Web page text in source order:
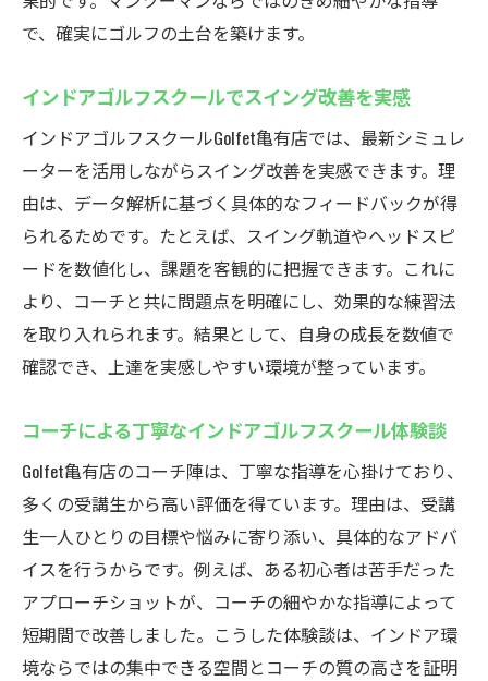
で、確実にゴルフの土台を築けます。
インドアゴルフスクールでスイング改善を実感
インドアゴルフスクールGolfet亀有店では、最新シミュレ
ーターを活用しながらスイング改善を実感できます。理
由は、データ解析に基づく具体的なフィードバックが得
られるためです。たとえば、スイング軌道やヘッドスピ
ードを数値化し、課題を客観的に把握できます。これに
より、コーチと共に問題点を明確にし、効果的な練習法
を取り入れられます。結果として、自身の成長を数値で
確認でき、上達を実感しやすい環境が整っています。
コーチによる丁寧なインドアゴルフスクール体験談
Golfet亀有店のコーチ陣は、丁寧な指導を心掛けており、
多くの受講生から高い評価を得ています。理由は、受講
生一人ひとりの目標や悩みに寄り添い、具体的なアドバ
イスを行うからです。例えば、ある初心者は苦手だった
アプローチショットが、コーチの細やかな指導によって
短期間で改善しました。こうした体験談は、インドア環
境ならではの集中できる空間とコーチの質の高さを証明